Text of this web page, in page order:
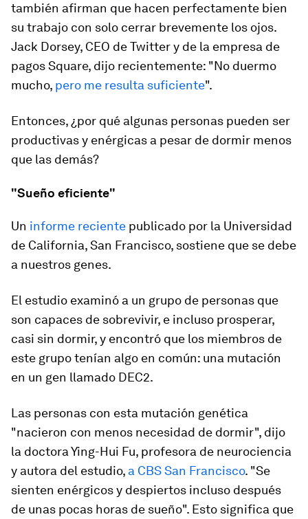
también afirman que hacen perfectamente bien
su trabajo con solo cerrar brevemente los ojos.
Jack Dorsey, CEO de Twitter y de la empresa de
pagos Square, dijo recientemente: "No duermo
mucho, pero me resulta suficiente".
Entonces, ¿por qué algunas personas pueden ser
productivas y enérgicas a pesar de dormir menos
que las demás?
"Sueño eficiente"
Un informe reciente publicado por la Universidad
de California, San Francisco, sostiene que se debe
a nuestros genes.
El estudio examinó a un grupo de personas que
son capaces de sobrevivir, e incluso prosperar,
casi sin dormir, y encontró que los miembros de
este grupo tenían algo en común: una mutación
en un gen llamado DEC2.
Las personas con esta mutación genética
"nacieron con menos necesidad de dormir", dijo
la doctora Ying-Hui Fu, profesora de neurociencia
y autora del estudio, a CBS San Francisco. "Se
sienten enérgicos y despiertos incluso después
de unas pocas horas de sueño". Esto significa que